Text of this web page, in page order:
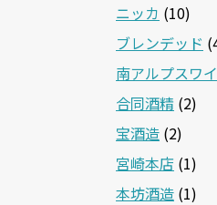
ニッカ (10)
ブレンデッド
南アルプスワ
合同酒精 (2)
宝酒造 (2)
宮崎本店 (1)
本坊酒造 (1)